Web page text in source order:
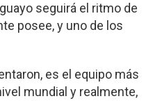
seguirá el ritmo de
posee, y uno de los
es el equipo más
mundial y realmente,